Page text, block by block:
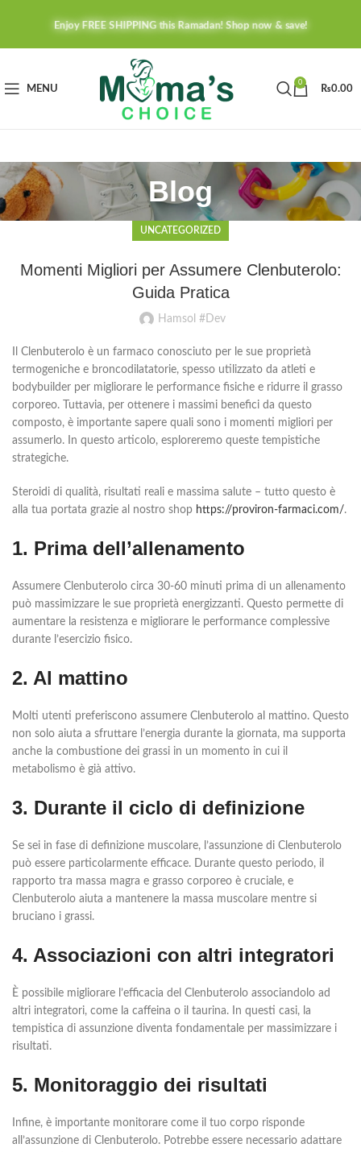
Enjoy FREE SHIPPING this Ramadan! Shop now & save!
MENU
0
₨0.00
Blog
UNCATEGORIZED
Momenti Migliori per Assumere Clenbuterolo:
Guida Pratica
Hamsol #Dev
Il Clenbuterolo è un farmaco conosciuto per le sue proprietà
termogeniche e broncodilatatorie, spesso utilizzato da atleti e
bodybuilder per migliorare le performance fisiche e ridurre il grasso
corporeo. Tuttavia, per ottenere i massimi benefici da questo
composto, è importante sapere quali sono i momenti migliori per
assumerlo. In questo articolo, esploreremo queste tempistiche
strategiche.
Steroidi di qualità, risultati reali e massima salute – tutto questo è
alla tua portata grazie al nostro shop https://proviron-farmaci.com/.
1. Prima dell’allenamento
Assumere Clenbuterolo circa 30-60 minuti prima di un allenamento
può massimizzare le sue proprietà energizzanti. Questo permette di
aumentare la resistenza e migliorare le performance complessive
durante l’esercizio fisico.
2. Al mattino
Molti utenti preferiscono assumere Clenbuterolo al mattino. Questo
non solo aiuta a sfruttare l’energia durante la giornata, ma supporta
anche la combustione dei grassi in un momento in cui il
metabolismo è già attivo.
3. Durante il ciclo di definizione
Se sei in fase di definizione muscolare, l’assunzione di Clenbuterolo
può essere particolarmente efficace. Durante questo periodo, il
rapporto tra massa magra e grasso corporeo è cruciale, e
Clenbuterolo aiuta a mantenere la massa muscolare mentre si
bruciano i grassi.
4. Associazioni con altri integratori
È possibile migliorare l’efficacia del Clenbuterolo associandolo ad
altri integratori, come la caffeina o il taurina. In questi casi, la
tempistica di assunzione diventa fondamentale per massimizzare i
risultati.
5. Monitoraggio dei risultati
Infine, è importante monitorare come il tuo corpo risponde
all’assunzione di Clenbuterolo. Potrebbe essere necessario adattare